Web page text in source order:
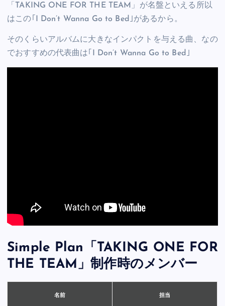
「TAKING ONE FOR THE TEAM」が名盤といえる所以
はこの｢I Don’t Wanna Go to Bed｣があるから。
そのくらいアルバムに大きなインパクトを与える曲、なの
でおすすめの代表曲は｢I Don’t Wanna Go to Bed｣
Simple Plan「TAKING ONE FOR
THE TEAM」制作時のメンバー
名前 担当